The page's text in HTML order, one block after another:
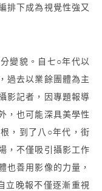
排下成為視覺性強又
變貌。自七○年代以
過去以業餘團體為主
影記者，因專題報導
，也可能深具美學性
，到了八○年代，街
，不僅吸引攝影工作
也善用影像的力量，
立晚報不僅逐漸重視